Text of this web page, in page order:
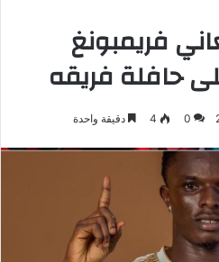
فريمبونغ
حافلة فريقه
0
4 دقيقة واحدة